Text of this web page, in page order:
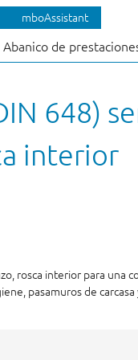
mboAssistant
Abanico de
648)
interior
rosca interior para una
pasamuros de